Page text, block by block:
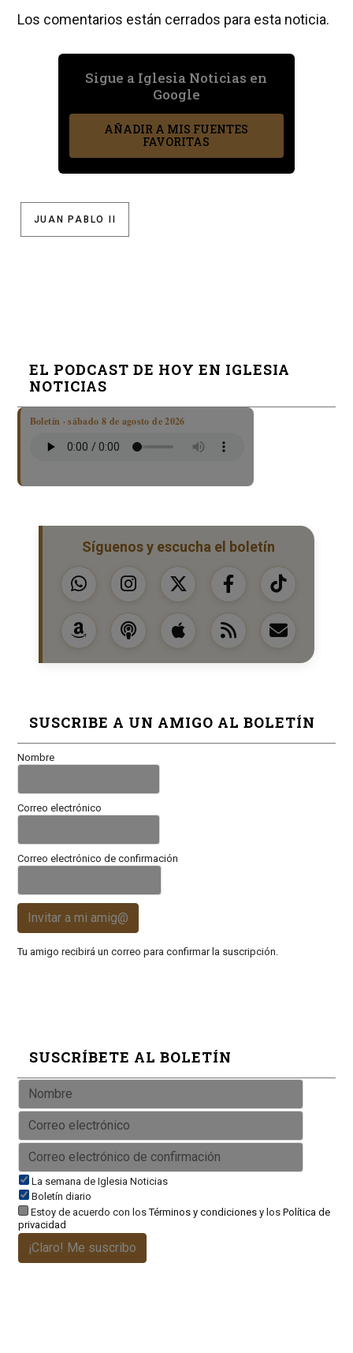
Los comentarios están cerrados para esta noticia.
Sigue a Iglesia Noticias en
Google
AÑADIR A MIS FUENTES
FAVORITAS
JUAN PABLO II
EL PODCAST DE HOY EN IGLESIA
NOTICIAS
Boletín · sábado 8 de agosto de 2026
Síguenos y escucha el boletín
SUSCRIBE A UN AMIGO AL BOLETÍN
Nombre
Correo electrónico
Correo electrónico de confirmación
Invitar a mi amig@
Tu amigo recibirá un correo para confirmar la suscripción.
SUSCRÍBETE AL BOLETÍN
La semana de Iglesia Noticias
Boletín diario
Estoy de acuerdo con losTérminos y condicionesy los Política de
privacidad
¡Claro! Me suscribo